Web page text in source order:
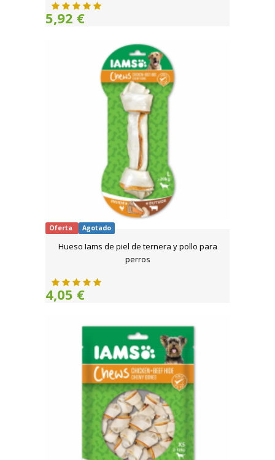
5,92 €
Oferta Agotado
Hueso Iams de piel de ternera y pollo para
perros
4,05 €